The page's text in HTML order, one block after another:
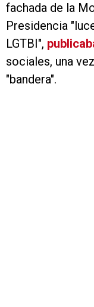
fachada de la
Presidencia
LGTBI",
sociales, una
"bandera".